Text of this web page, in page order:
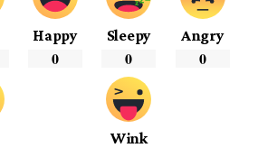
Happy
0
Sleepy
0
Angry
0
Wink